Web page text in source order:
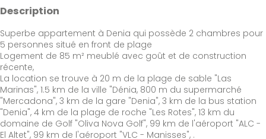
Description
Superbe appartement à Denia qui possède 2 chambres pour
5 personnes situé en front de plage
Logement de 85 m² meublé avec goût et de construction
récente,
La location se trouve à 20 m de la plage de sable "Las
Marinas", 1.5 km de la ville "Dénia, 800 m du supermarché
"Mercadona", 3 km de la gare "Denia", 3 km de la bus station
"Denia", 4 km de la plage de roche "Les Rotes", 13 km du
domaine de Golf "Oliva Nova Golf", 99 km de l'aéroport "ALC -
El Altet", 99 km de l'aéroport "VLC - Manisses", .